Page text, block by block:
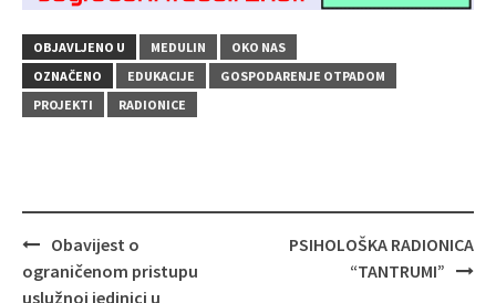
OBJAVLJENO U MEDULIN
OKO NAS
OZNAČENO
EDUKACIJE
GOSPODARENJE OTPADOM
PROJEKTI
RADIONICE
Navigacija
objava
Obavijest o
ograničenom pristupu
uslužnoj jedinici u
PSIHOLOŠKA RADIONICA
“TANTRUMI”